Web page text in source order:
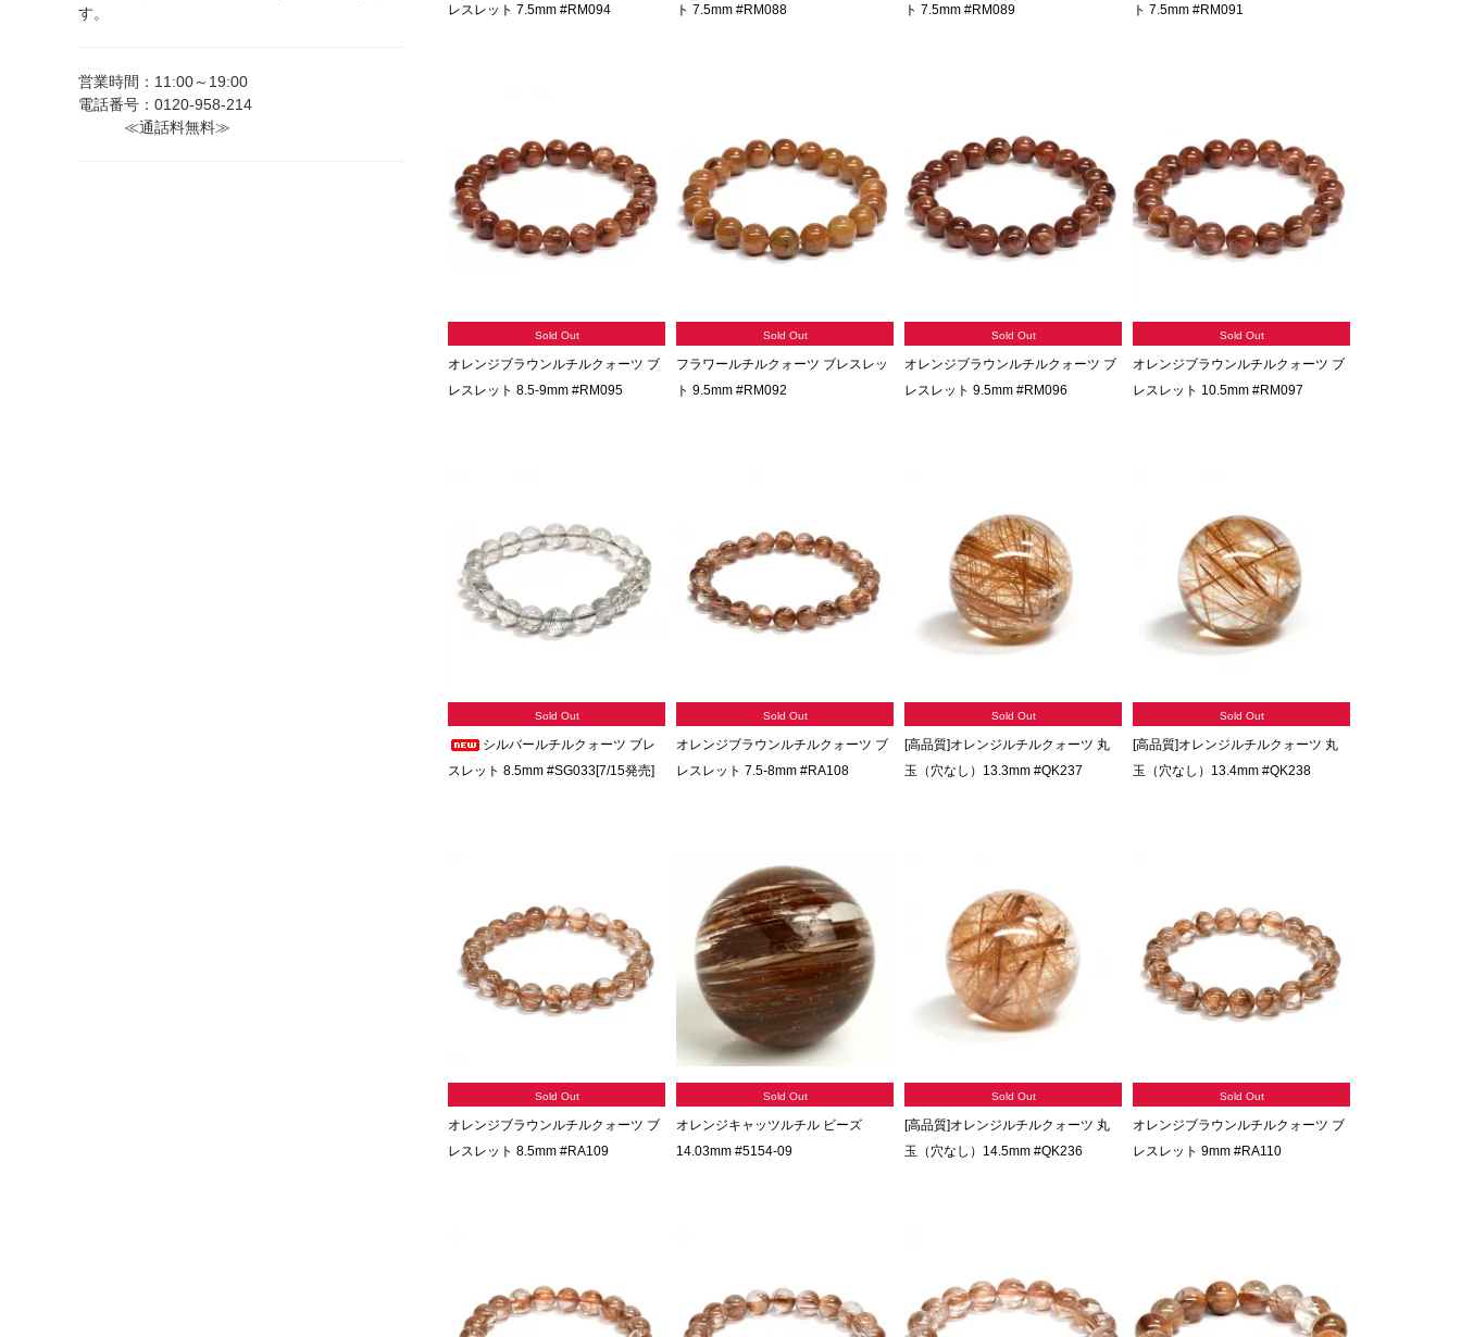
す。
営業時間：11:00～19:00
電話番号：0120-958-214
≪通話料無料≫
レスレット 7.5mm #RM094
ト 7.5mm #RM088
ト 7.5mm #RM089
ト 7.5mm #RM091
Sold Out
オレンジブラウンルチルクォーツ ブ
レスレット 8.5-9mm #RM095
Sold Out
フラワールチルクォーツ ブレスレッ
ト 9.5mm #RM092
Sold Out
オレンジブラウンルチルクォーツ ブ
レスレット 9.5mm #RM096
Sold Out
オレンジブラウンルチルクォーツ ブ
レスレット 10.5mm #RM097
Sold Out
シルバールチルクォーツ ブレ
スレット 8.5mm #SG033[7/15発売]
Sold Out
オレンジブラウンルチルクォーツ ブ
レスレット 7.5-8mm #RA108
Sold Out
[高品質]オレンジルチルクォーツ 丸
玉（穴なし）13.3mm #QK237
Sold Out
[高品質]オレンジルチルクォーツ 丸
玉（穴なし）13.4mm #QK238
Sold Out
オレンジブラウンルチルクォーツ ブ
レスレット 8.5mm #RA109
Sold Out
オレンジキャッツルチル ビーズ
14.03mm #5154-09
Sold Out
[高品質]オレンジルチルクォーツ 丸
玉（穴なし）14.5mm #QK236
Sold Out
オレンジブラウンルチルクォーツ ブ
レスレット 9mm #RA110